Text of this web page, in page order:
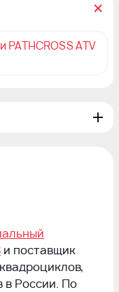
PATHCROSS ATV
Desertcross
Sportcross
и поставщик
в России. По